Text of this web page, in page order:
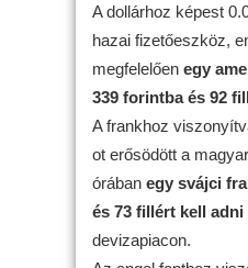
A dollárhoz képest
hazai fizetőeszköz,
megfelelően egy
339 forintba és 92
A frankhoz
ot erősödött a
órában egy svájci
és 73 fillért kell adni
devizapiacon.